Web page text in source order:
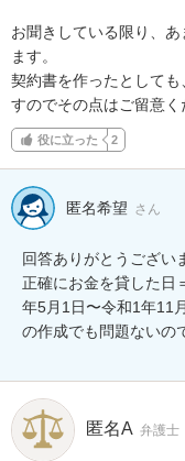
お聞きしている限り、
ます。
契約書を作ったとして
すのでその点はご留意く
役に立った 2
匿名希望 さん
回答ありがとうござい
正確にお金を貸した日
年5月1日〜令和1年11
の作成でも問題ないの
匿名A 弁護士